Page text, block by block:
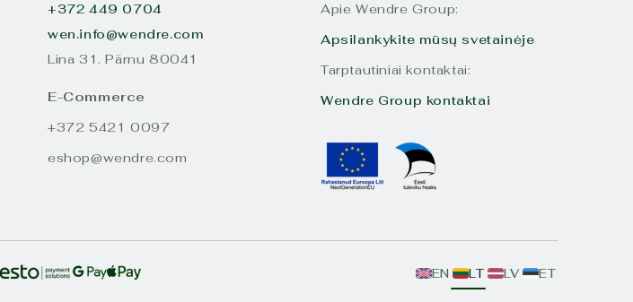
+372 449 0704
wen.info@wendre.com
Lina 31. Pärnu 80041
E-Commerce
+372 5421 0097
eshop@wendre.com
Apie Wendre Group:
Apsilankykite mūsų svetainėje
Tarptautiniai kontaktai:
Wendre Group kontaktai
EN LT LV ET